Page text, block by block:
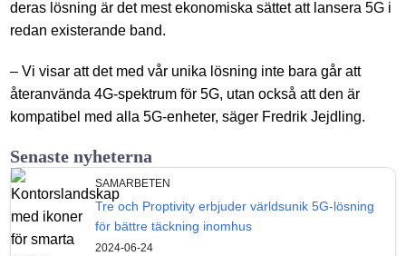
deras lösning är det mest ekonomiska sättet att lansera 5G i
redan existerande band.
– Vi visar att det med vår unika lösning inte bara går att
återanvända 4G-spektrum för 5G, utan också att den är
kompatibel med alla 5G-enheter, säger Fredrik Jejdling.
Senaste nyheterna
SAMARBETEN
Tre och Proptivity erbjuder världsunik 5G-lösning
för bättre täckning inomhus
2024-06-24